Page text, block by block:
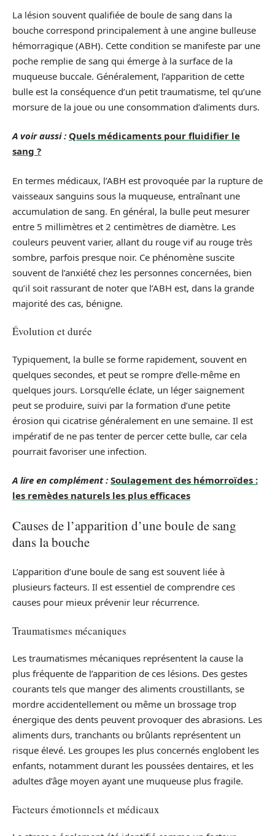
La lésion souvent qualifiée de boule de sang dans la
bouche correspond principalement à une angine bulleuse
hémorragique (ABH). Cette condition se manifeste par une
poche remplie de sang qui émerge à la surface de la
muqueuse buccale. Généralement, l’apparition de cette
bulle est la conséquence d’un petit traumatisme, tel qu’une
morsure de la joue ou une consommation d’aliments durs.
A voir aussi : Quels médicaments pour fluidifier le
sang ?
En termes médicaux, l’ABH est provoquée par la rupture de
vaisseaux sanguins sous la muqueuse, entraînant une
accumulation de sang. En général, la bulle peut mesurer
entre 5 millimètres et 2 centimètres de diamètre. Les
couleurs peuvent varier, allant du rouge vif au rouge très
sombre, parfois presque noir. Ce phénomène suscite
souvent de l’anxiété chez les personnes concernées, bien
qu’il soit rassurant de noter que l’ABH est, dans la grande
majorité des cas, bénigne.
Évolution et durée
Typiquement, la bulle se forme rapidement, souvent en
quelques secondes, et peut se rompre d’elle-même en
quelques jours. Lorsqu’elle éclate, un léger saignement
peut se produire, suivi par la formation d’une petite
érosion qui cicatrise généralement en une semaine. Il est
impératif de ne pas tenter de percer cette bulle, car cela
pourrait favoriser une infection.
A lire en complément : Soulagement des hémorroïdes :
les remèdes naturels les plus efficaces
Causes de l’apparition d’une boule de sang
dans la bouche
L’apparition d’une boule de sang est souvent liée à
plusieurs facteurs. Il est essentiel de comprendre ces
causes pour mieux prévenir leur récurrence.
Traumatismes mécaniques
Les traumatismes mécaniques représentent la cause la
plus fréquente de l’apparition de ces lésions. Des gestes
courants tels que manger des aliments croustillants, se
mordre accidentellement ou même un brossage trop
énergique des dents peuvent provoquer des abrasions. Les
aliments durs, tranchants ou brûlants représentent un
risque élevé. Les groupes les plus concernés englobent les
enfants, notamment durant les poussées dentaires, et les
adultes d’âge moyen ayant une muqueuse plus fragile.
Facteurs émotionnels et médicaux